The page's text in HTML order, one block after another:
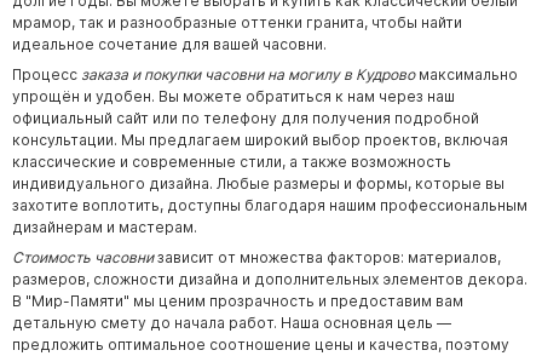
мрамор, так и разнообразные оттенки гранита, чтобы найти
идеальное сочетание для вашей часовни.
Процесс заказа и покупки часовни на могилу в Кудровомаксимально
упрощён и удобен. Вы можете обратиться к нам через наш
официальный сайт или по телефону для получения подробной
консультации. Мы предлагаем широкий выбор проектов, включая
классические и современные стили, а также возможность
индивидуального дизайна. Любые размеры и формы, которые вы
захотите воплотить, доступны благодаря нашим профессиональным
дизайнерам и мастерам.
Стоимость часовнизависит от множества факторов: материалов,
размеров, сложности дизайна и дополнительных элементов декора.
В "Мир-Памяти" мы ценим прозрачность и предоставим вам
детальную смету до начала работ. Наша основная цель —
предложить оптимальное соотношение цены и качества, поэтому